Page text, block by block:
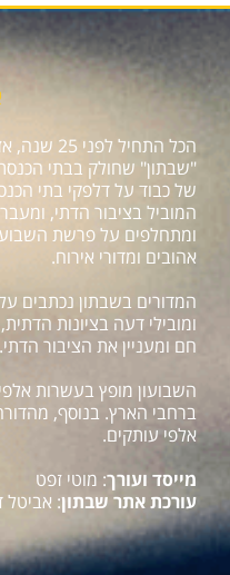
הכל
"שבתון" שחולק בבתי
של כבוד על דלפקי בתי
המוביל בציבור הדתי,
ומתחלפים על פרשת השבוע,
אהובים ומדורי אירוח.
המדורים בשבתון נכתבים
ומובילי דעה בציונות
חם ומעניין את הציבור הדתי.
ברחבי הארץ. בנוסף,
אלפי עותקים.
מייסד ועורך: מוטי זפט
עורכת אתר שבתון: אביטל